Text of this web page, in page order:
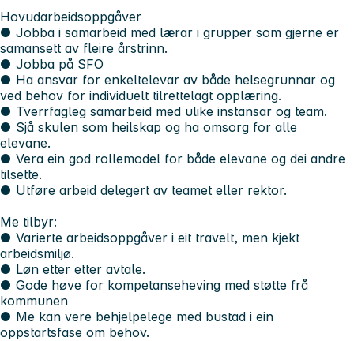
Hovudarbeidsoppgåver
● Jobba i samarbeid med lærar i grupper som gjerne er
samansett av fleire årstrinn.
● Jobba på SFO
● Ha ansvar for enkeltelevar av både helsegrunnar og
ved behov for individuelt tilrettelagt opplæring.
● Tverrfagleg samarbeid med ulike instansar og team.
● Sjå skulen som heilskap og ha omsorg for alle
elevane.
● Vera ein god rollemodel for både elevane og dei andre
tilsette.
● Utføre arbeid delegert av teamet eller rektor.
Me tilbyr:
● Varierte arbeidsoppgåver i eit travelt, men kjekt
arbeidsmiljø.
● Løn etter etter avtale.
● Gode høve for kompetanseheving med støtte frå
kommunen
● Me kan vere behjelpelege med bustad i ein
oppstartsfase om behov.